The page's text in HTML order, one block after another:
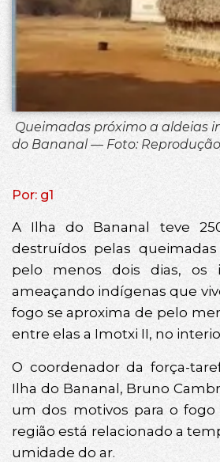
Queimadas próximo a aldeias
do Bananal — Foto:
Por: g1
A Ilha do Bananal teve
destruídos pelas
pelo menos dois dias, os
ameaçando indígenas que
fogo se aproxima de pelo
entre elas a Imotxi II, no
O coordenador da força-
Ilha do Bananal, Bruno
um dos motivos para o fogo
região está relacionado a
umidade do ar.